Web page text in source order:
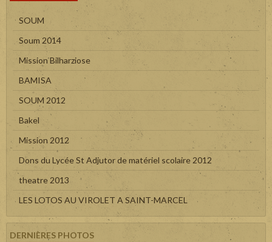
SOUM
Soum 2014
Mission Bilharziose
BAMISA
SOUM 2012
Bakel
Mission 2012
Dons du Lycée St Adjutor de matériel scolaire 2012
theatre 2013
LES LOTOS AU VIROLET A SAINT-MARCEL
DERNIÈRES PHOTOS